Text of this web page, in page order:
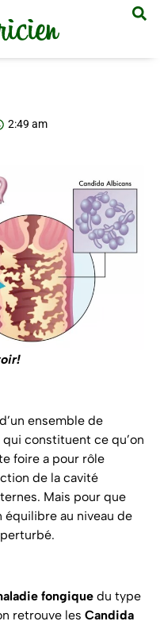
2:49 am
ensemble de
constituent ce qu’on
foire a pour rôle
de la cavité
Mais pour que
équilibre au niveau de
fongique du type
retrouve les Candida